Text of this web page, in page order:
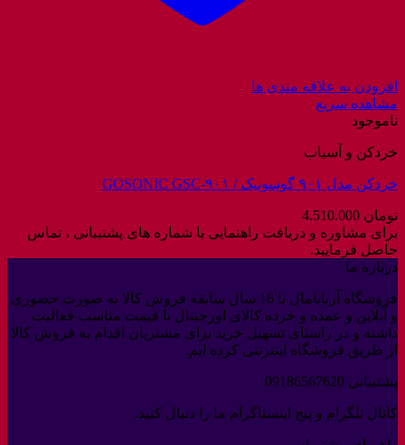
افزودن به علاقه مندی ها
مشاهده سریع
ناموجود
خردکن و آسیاب
خردکن مدل ۹۰۱ گوسونیک / GOSONIC GSC-۹۰۱
تومان
برای مشاوره و دریافت راهنمایی با شماره های پشتیبانی ، تماس
حاصل فرمایید.
درباره ما
فروشگاه آربابامال با 16 سال سابقه فروش کالا به صورت حضوری
و آنلاین و عمده و خرده کالای اورجینال با قیمت مناسب فعالیت
داشته و در راستای تسهیل خرید برای مشتریان اقدام به فروش کالا
از طریق فروشگاه اینترنتی کرده ایم.
پشتیبانی 09186567620
کانال تلگرام و پیج اینستاگرام ما را دنبال کنید.